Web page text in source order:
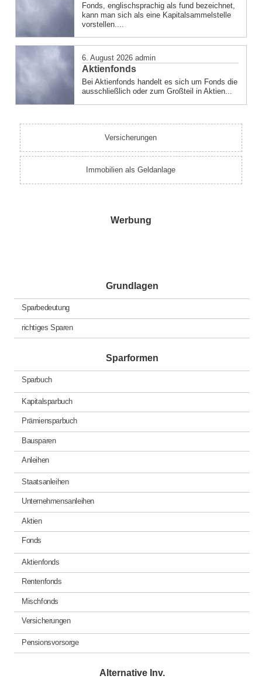
Fonds, englischsprachig als fund bezeichnet,
kann man sich als eine Kapitalsammelstelle
vorstellen....
6. August 2026 admin
Aktienfonds
Bei Aktienfonds handelt es sich um Fonds die
ausschließlich oder zum Großteil in Aktien...
Versicherungen
Immobilien als Geldanlage
Werbung
Grundlagen
Sparbedeutung
richtiges Sparen
Sparformen
Sparbuch
Kapitalsparbuch
Prämiensparbuch
Bausparen
Anleihen
Staatsanleihen
Unternehmensanleihen
Aktien
Fonds
Aktienfonds
Rentenfonds
Mischfonds
Versicherungen
Pensionsvorsorge
Alternative Inv.